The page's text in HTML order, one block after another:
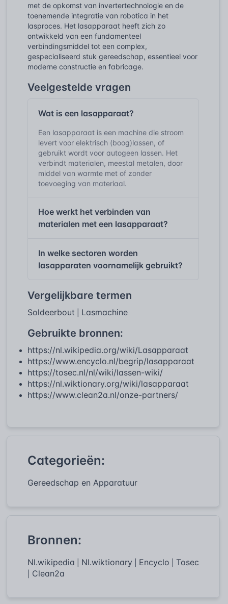
met de opkomst van invertertechnologie en de
toenemende integratie van robotica in het
lasproces. Het lasapparaat heeft zich zo
ontwikkeld van een fundamenteel
verbindingsmiddel tot een complex,
gespecialiseerd stuk gereedschap, essentieel voor
moderne constructie en fabricage.
Veelgestelde vragen
Wat is een lasapparaat?
Een lasapparaat is een machine die stroom
levert voor elektrisch (boog)lassen, of
gebruikt wordt voor autogeen lassen. Het
verbindt materialen, meestal metalen, door
middel van warmte met of zonder
toevoeging van materiaal.
Hoe werkt het verbinden van
materialen met een lasapparaat?
In welke sectoren worden
lasapparaten voornamelijk gebruikt?
Vergelijkbare termen
Soldeerbout Lasmachine
Gebruikte bronnen:
https://nl.wikipedia.org/wiki/Lasapparaat
https://www.encyclo.nl/begrip/lasapparaat
https://tosec.nl/nl/wiki/lassen-wiki/
https://nl.wiktionary.org/wiki/lasapparaat
https://www.clean2a.nl/onze-partners/
Categorieën:
Gereedschap en Apparatuur
Bronnen:
Nl.wikipedia Nl.wiktionary Encyclo Tosec
Clean2a